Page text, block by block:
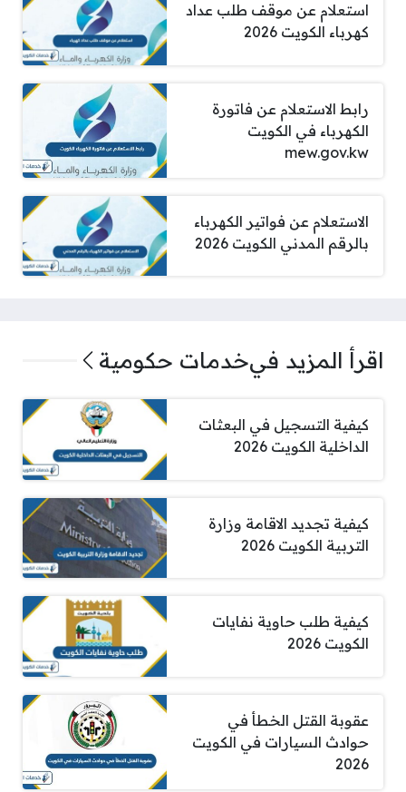
استعلام عن موقف طلب عداد
كهرباء الكويت 2026
رابط الاستعلام عن فاتورة
الكهرباء في الكويت
mew.gov.kw
الاستعلام عن فواتير الكهرباء
بالرقم المدني الكويت 2026
اقرأ المزيد فيخدمات حكومية
كيفية التسجيل في البعثات
الداخلية الكويت 2026
كيفية تجديد الاقامة وزارة
التربية الكويت 2026
كيفية طلب حاوية نفايات
الكويت 2026
عقوبة القتل الخطأ في
حوادث السيارات في الكويت
2026